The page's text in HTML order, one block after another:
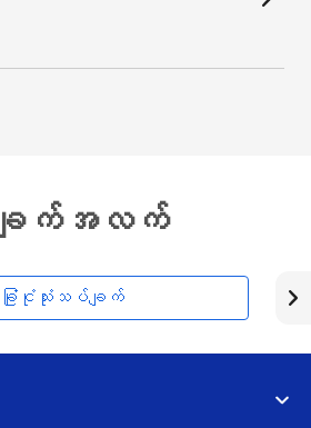
ျက်အလက်
ခြုံငုံသုံးသပ်ချက်